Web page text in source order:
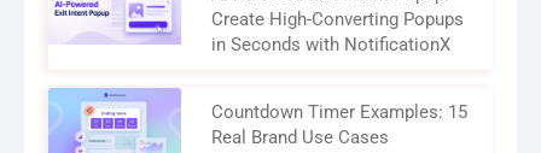
Create High-Converting Popups
in Seconds with NotificationX
Countdown Timer Examples: 15
Real Brand Use Cases